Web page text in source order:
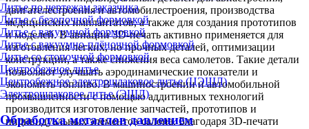
Литье по чертежам заказчика
Литье с безопочной формовкой
Литье с вакуумной формовкой
Литье с вакуумно-плёночной формовкой
Литье со стопочной формовкой
Центробежное литье
Центробежное электрошлаковое литье (ЦЭШЛ)
Электрошлаковое литье (ЭШЛ)
Обработка металлов давлением
двигателестроения и автомобилестроения, производства
медицинских имплантатов, а также для создания прототипов
и моделей. В авиации 3D-печать активно применяется для
изготовления легких, но прочных деталей, оптимизации
конструкции, а также снижения веса самолетов. Такие детали
позволяют улучшать аэродинамические показатели и
экономить топливо. В машиностроении и автомобильной
промышленности с помощью аддитивных технологий
производится изготовление запчастей, прототипов и
индивидуальных элементов салона. Благодаря 3D-печати